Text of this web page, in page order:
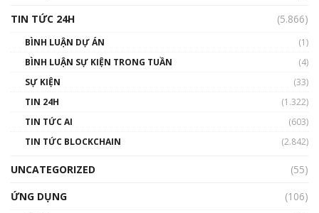
TIN TỨC 24H
(5.866)
BÌNH LUẬN DỰ ÁN
(1)
BÌNH LUẬN SỰ KIỆN TRONG TUẦN
(4)
SỰ KIỆN
(33)
TIN 24H
(1.322)
TIN TỨC AI
(603)
TIN TỨC BLOCKCHAIN
(2.842)
UNCATEGORIZED
(55)
ỨNG DỤNG
(106)